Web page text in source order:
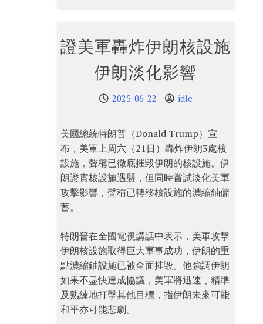
證美軍轟炸伊朗核設施
伊朗淡化影響
2025-06-22 idle
美國總統特朗普（Donald Trump）宣
布，美軍上周六（21日）轟炸伊朗3處核
設施，聲稱已徹底摧毀伊朗的核設施。伊
朗證實核設施遇襲，但同時嘗試淡化美軍
攻擊影響，聲稱已轉移核設施的濃縮鈾儲
蓄。
特朗普在全國電視講話中表示，美軍攻擊
伊朗核設施取得巨大軍事成功，伊朗的重
點濃縮鈾設施已被全面摧毀。他強調伊朗
如果不盡快達成協議，美軍將迅速﹑精準
及熟練地打擊其他目標，指伊朗未來可能
和平亦可能悲劇。